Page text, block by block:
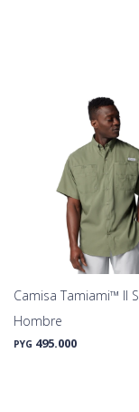
Camisa Tamiami™ II
Hombre
PYG 495.000